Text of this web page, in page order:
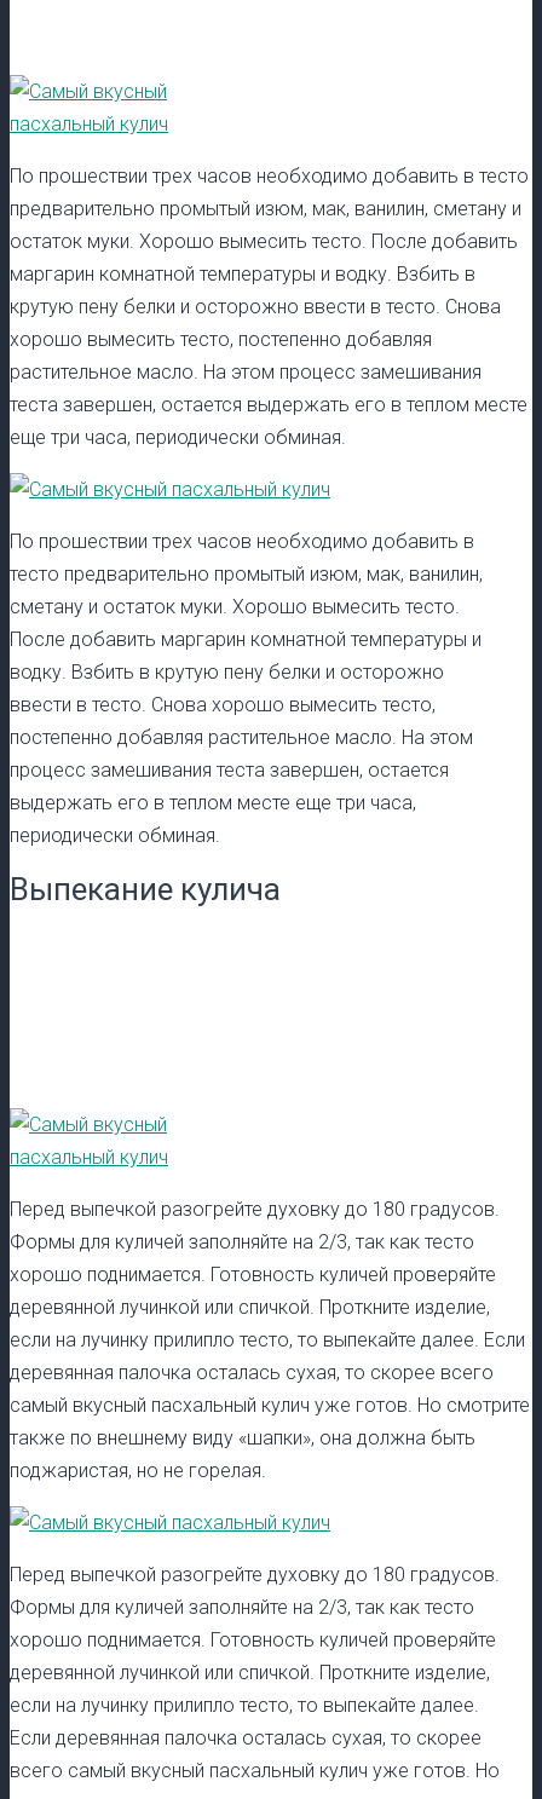
По прошествии трех часов необходимо добавить в тесто
предварительно промытый изюм, мак, ванилин, сметану и
остаток муки. Хорошо вымесить тесто. После добавить
маргарин комнатной температуры и водку. Взбить в
крутую пену белки и осторожно ввести в тесто. Снова
хорошо вымесить тесто, постепенно добавляя
растительное масло. На этом процесс замешивания
теста завершен, остается выдержать его в теплом месте
еще три часа, периодически обминая.
По прошествии трех часов необходимо добавить в
тесто предварительно промытый изюм, мак, ванилин,
сметану и остаток муки. Хорошо вымесить тесто.
После добавить маргарин комнатной температуры и
водку. Взбить в крутую пену белки и осторожно
ввести в тесто. Снова хорошо вымесить тесто,
постепенно добавляя растительное масло. На этом
процесс замешивания теста завершен, остается
выдержать его в теплом месте еще три часа,
периодически обминая.
Выпекание кулича
Перед выпечкой разогрейте духовку до 180 градусов.
Формы для куличей заполняйте на 2/3, так как тесто
хорошо поднимается. Готовность куличей проверяйте
деревянной лучинкой или спичкой. Проткните изделие,
если на лучинку прилипло тесто, то выпекайте далее. Если
деревянная палочка осталась сухая, то скорее всего
самый вкусный пасхальный кулич уже готов. Но смотрите
также по внешнему виду «шапки», она должна быть
поджаристая, но не горелая.
Перед выпечкой разогрейте духовку до 180 градусов.
Формы для куличей заполняйте на 2/3, так как тесто
хорошо поднимается. Готовность куличей проверяйте
деревянной лучинкой или спичкой. Проткните изделие,
если на лучинку прилипло тесто, то выпекайте далее.
Если деревянная палочка осталась сухая, то скорее
всего самый вкусный пасхальный кулич уже готов. Но